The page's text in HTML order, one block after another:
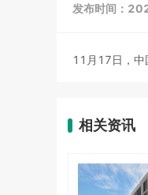
发布时间：
11月17日，中
相关资讯